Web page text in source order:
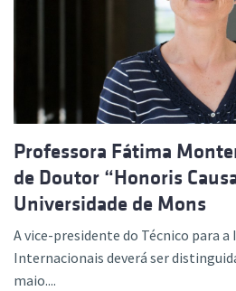
Professora Fátima
de Doutor “Honoris
Universidade de Mons
A vice-presidente do Técnico para
Internacionais deverá ser
maio....